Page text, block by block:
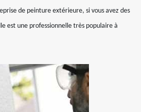
de peinture extérieure, si vous avez des
est une professionnelle très populaire à